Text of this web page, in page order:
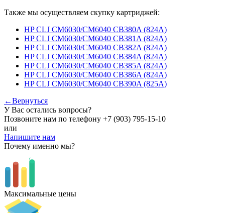
Также мы осуществляем скупку картриджей:
HP CLJ CM6030/CM6040 CB380A (824A)
HP CLJ CM6030/CM6040 CB381A (824A)
HP CLJ CM6030/CM6040 CB382A (824A)
HP CLJ CM6030/CM6040 CB384A (824A)
HP CLJ CM6030/CM6040 CB385A (824A)
HP CLJ CM6030/CM6040 CB386A (824A)
HP CLJ CM6030/CM6040 CB390A (825A)
←Вернуться
У Вас остались вопросы?
Позвоните нам по телефону +7 (903) 795-15-10
или
Напишите нам
Почему именно мы?
Максимальные цены